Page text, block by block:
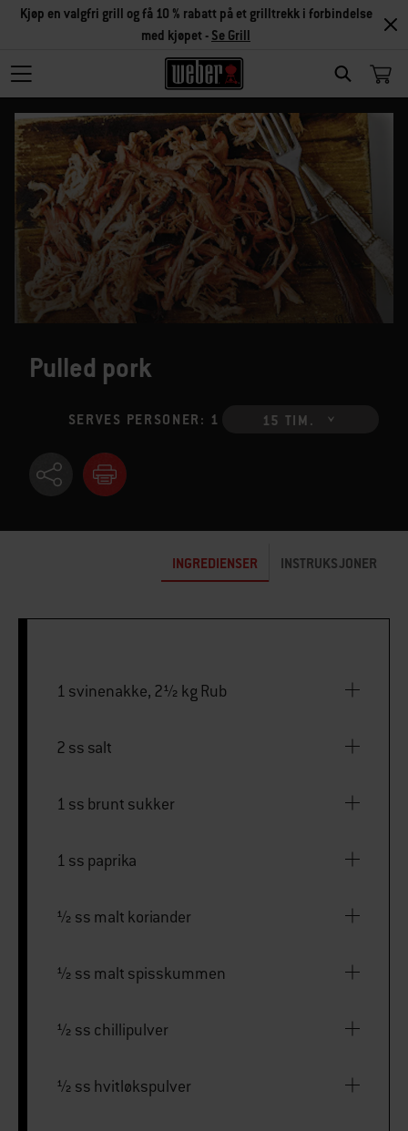
SEARCH
Kjøp en valgfri grill og få 10 % rabatt på et grilltrekk i forbindelse
med kjøpet - Se Grill
Pulled pork
SERVES PERSONER: 1 15 TIM.
INGREDIENSER INSTRUKSJONER
1 svinenakke, 2½ kg Rub
2 ss salt
1 ss brunt sukker
1 ss paprika
½ ss malt koriander
½ ss malt spisskummen
½ ss chillipulver
½ ss hvitløkspulver